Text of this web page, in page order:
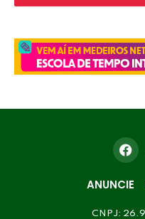
ANUNCIE
CNPJ: